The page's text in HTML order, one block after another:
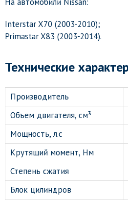
Interstar X70 (2003-2010);
Primastar X83 (2003-2014).
Технические
Производитель
Объем двигателя, см³
Мощность, л.с
Крутящий момент, Нм
Степень сжатия
Блок цилиндров